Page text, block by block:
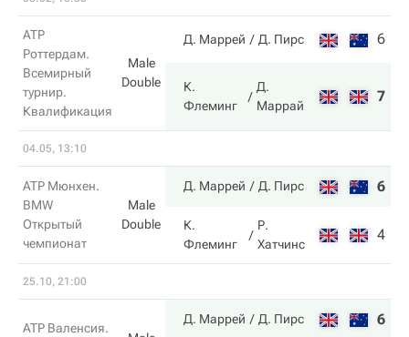
ATP
Роттердам.
Всемирный
турнир.
Квалификация
Male
Double
Д. Маррей Д. Пирс 6
К.
Флеминг
Д.
Маррай
7
04.05, 13:10
ATP Мюнхен.
BMW
Открытый
чемпионат
Male
Double
Д. Маррей Д. Пирс 6
К.
Флеминг
Р.
Хатчинс
4
25.10, 21:00
ATP Валенсия.
Д. Маррей Д. Пирс 6